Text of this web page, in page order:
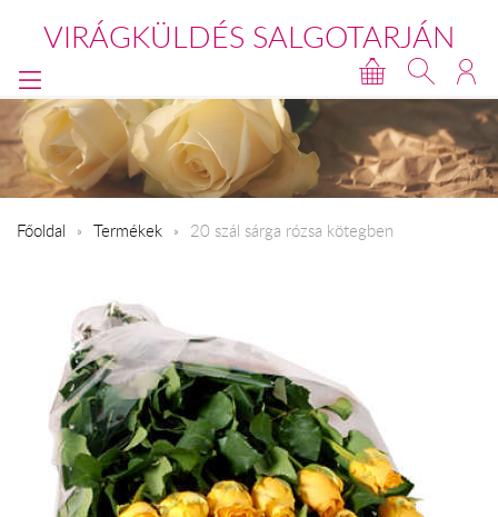
VIRÁGKÜLDÉS SALGOTARJÁN
Főoldal Termékek 20 szál sárga rózsa kötegben